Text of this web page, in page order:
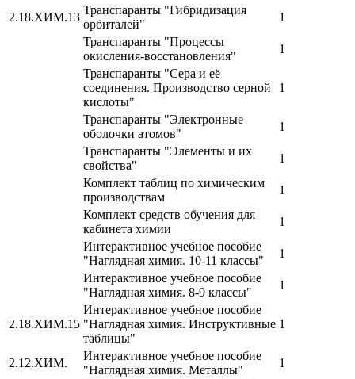
2.18.ХИМ.13
Транспаранты "Гибридизация
орбиталей"
1
Транспаранты "Процессы
окисления-восстановления"
1
Транспаранты "Сера и её
соединения. Производство серной
кислоты"
1
Транспаранты "Электронные
оболочки атомов"
1
Транспаранты "Элементы и их
свойства"
1
Комплект таблиц по химическим
производствам
1
Комплект средств обучения для
кабинета химии
1
Интерактивное учебное пособие
"Наглядная химия. 10-11 классы"
1
Интерактивное учебное пособие
"Наглядная химия. 8-9 классы"
1
2.18.ХИМ.15
Интерактивное учебное пособие
"Наглядная химия. Инструктивные
таблицы"
1
2.12.ХИМ.
Интерактивное учебное пособие
"Наглядная химия. Металлы"
1